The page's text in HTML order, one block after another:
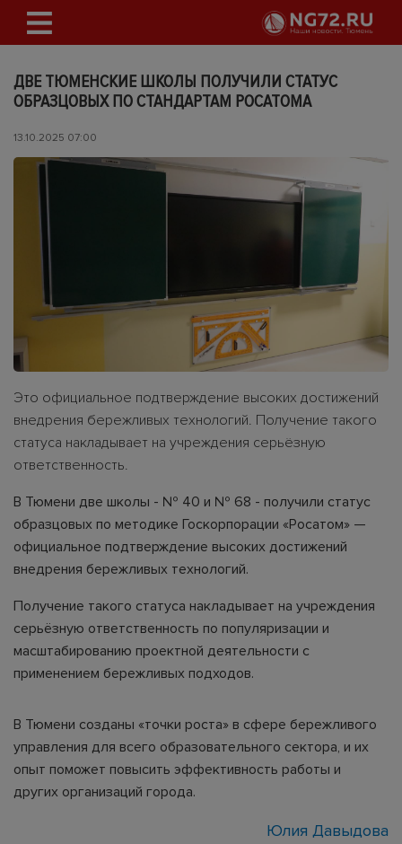
ДВЕ ТЮМЕНСКИЕ ШКОЛЫ ПОЛУЧИЛИ СТАТУС
ОБРАЗЦОВЫХ ПО СТАНДАРТАМ РОСАТОМА
13.10.2025 07:00
Это официальное подтверждение высоких достижений
внедрения бережливых технологий. Получение такого
статуса накладывает на учреждения серьёзную
ответственность.
В Тюмени две школы - № 40 и № 68 - получили статус
образцовых по методике Госкорпорации «Росатом» —
официальное подтверждение высоких достижений
внедрения бережливых технологий.
Получение такого статуса накладывает на учреждения
серьёзную ответственность по популяризации и
масштабированию проектной деятельности с
применением бережливых подходов.
В Тюмени созданы «точки роста» в сфере бережливого
управления для всего образовательного сектора, и их
опыт поможет повысить эффективность работы и
других организаций города.
Юлия Давыдова